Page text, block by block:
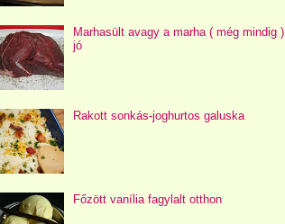
Marhasült avagy a marha ( még mindig )
jó
Rakott sonkás-joghurtos galuska
Főzött vanília fagylalt otthon